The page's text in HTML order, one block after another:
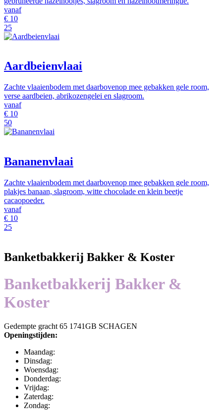
vanaf
€ 10
25
Aardbeienvlaai
Zachte vlaaienbodem met daarbovenop mee gebakken gele room,
verse aardbeien, abrikozengelei en slagroom.
vanaf
€ 10
50
Bananenvlaai
Zachte vlaaienbodem met daarbovenop mee gebakken gele room,
plakjes banaan, slagroom, witte chocolade en klein beetje
cacaopoeder.
vanaf
€ 10
25
Banketbakkerij Bakker & Koster
Banketbakkerij Bakker &
Koster
Gedempte gracht 65 1741GB SCHAGEN
Openingstijden:
Maandag:
Dinsdag:
Woensdag:
Donderdag:
Vrijdag:
Zaterdag:
Zondag: